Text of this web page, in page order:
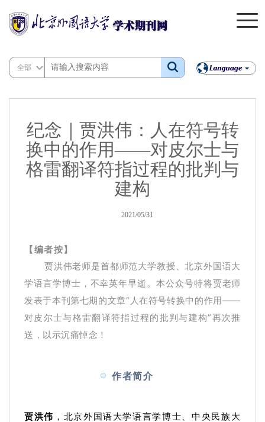
全部
纪念｜贾洪伟：人在符号转
换中的作用——对皮尔士与
格雷翻译符指过程的批判与
建构
2021/05/31
【编者按】
贾洪伟老师是首都师范大学教授、北京外国语大
学语言学博士，不幸英年早逝。本公众号特将贾老师
发表于本刊第七期的文章“人在符号转换中的作用——
对皮尔士与格雷翻译符指过程的批判与建构”再次推
送，以示沉痛悼念！
作者简介
贾洪伟 ，北京外国语大学语言学博士、中央民族大